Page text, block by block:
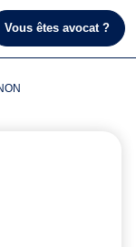
Vous êtes avocat ?